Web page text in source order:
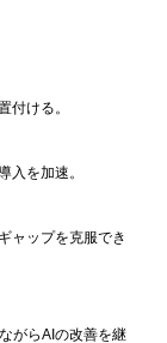
付ける。
入を加速。
ャップを克服でき
がらAIの改善を継